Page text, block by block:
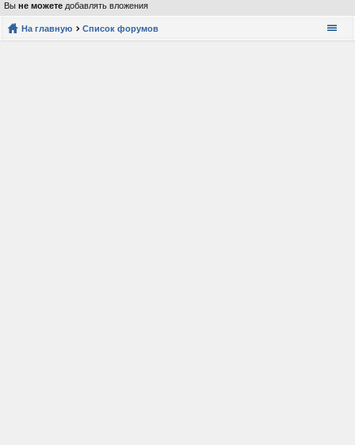
Вы не можете добавлять вложения
На главную Список форумов